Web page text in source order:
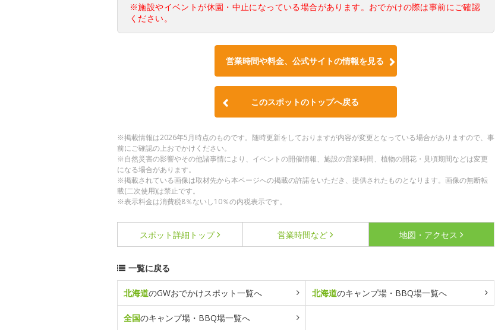
※施設やイベントが休園・中止になっている場合があります。おでかけの際は事前にご確認
ください。
営業時間や料金、公式サイトの情報を見る
このスポットのトップへ戻る
※掲載情報は2026年5月時点のものです。随時更新をしておりますが内容が変更となっている場合がありますので、事
前にご確認の上おでかけください。
※自然災害の影響やその他諸事情により、イベントの開催情報、施設の営業時間、植物の開花・見頃期間などは変更
になる場合があります。
※掲載されている画像は取材先から本ページへの掲載の許諾をいただき、提供されたものとなります。画像の無断転
載(二次使用)は禁止です。
※表示料金は消費税8％ないし10％の内税表示です。
スポット詳細 トップ 営業時間など 地図・アクセス
一覧に戻る
北海道のGWおでかけスポット一覧へ 北海道のキャンプ場・BBQ場一覧へ
全国のキャンプ場・BBQ場一覧へ